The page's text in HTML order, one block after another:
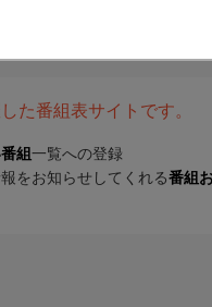
た番組表サイトです。
組一覧への登録
をお知らせしてくれる番組